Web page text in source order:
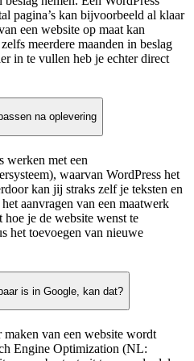
pagina’s kan bijvoorbeeld al klaar
een website op maat kan
meerdere maanden in beslag
in te vullen heb je echter direct
na oplevering
werken met een
waarvan WordPress het
kan jij straks zelf je teksten en
aanvragen van een maatwerk
je de website wenst te
het toevoegen van nieuwe
is in Google, kan dat?
van een website wordt
Engine Optimization (NL: